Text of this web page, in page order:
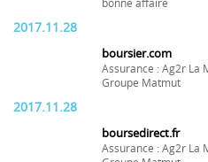
bonne affaire
2017.11.28
boursier.com
Assurance : Ag2r La
Groupe Matmut
2017.11.28
boursedirect.fr
Assurance : Ag2r La